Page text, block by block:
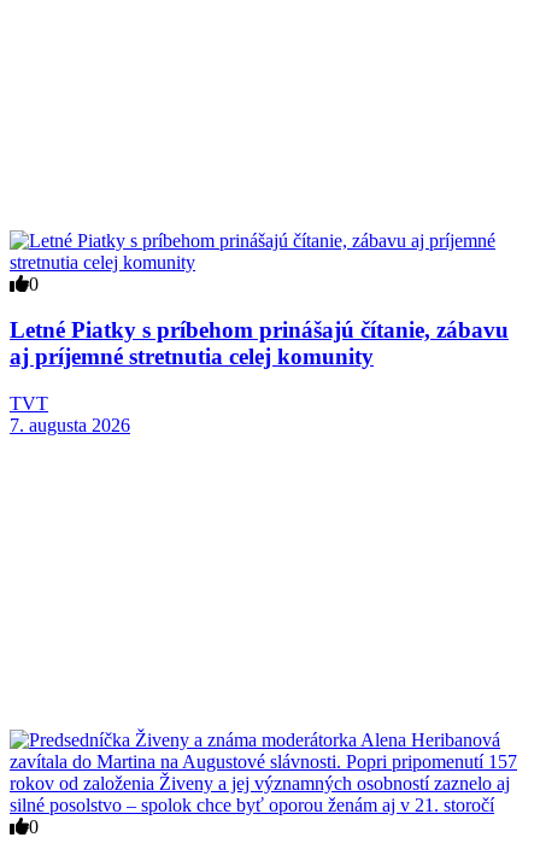
0
Letné Piatky s príbehom prinášajú čítanie, zábavu
aj príjemné stretnutia celej komunity
TVT
7. augusta 2026
0